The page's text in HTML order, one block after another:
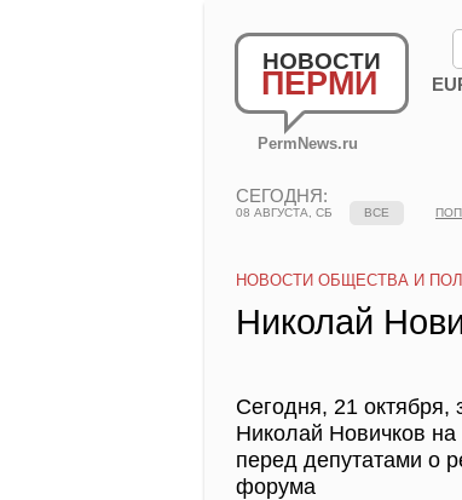
НОВОСТИ
ПЕРМИ
PermNews.ru
СЕГОДНЯ:
08 АВГУСТА, СБ ВСЕ
НОВОСТИ ОБЩЕСТВА И
Николай
Сегодня, 21 октября,
Николай Новичков на
перед депутатами о
форума